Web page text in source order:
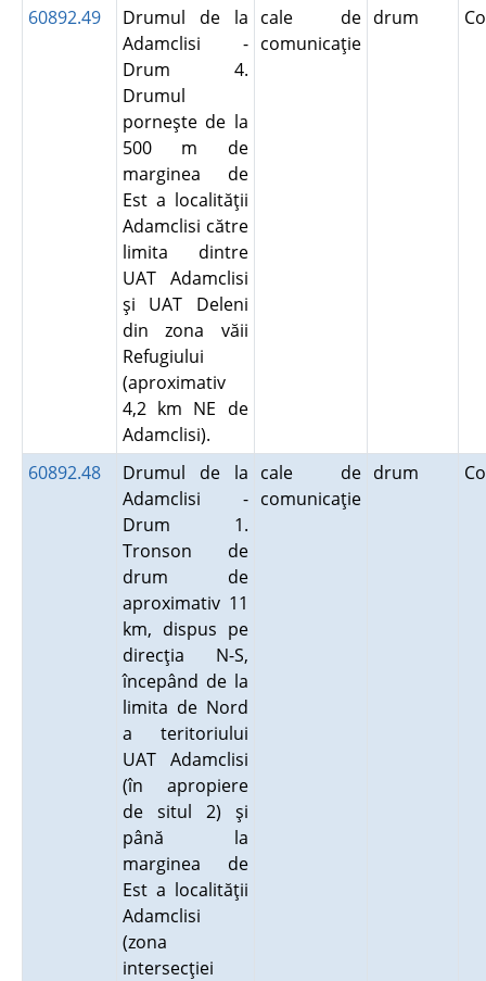
60892.49
Drumul de la
Adamclisi -
Drum 4.
Drumul
porneşte de la
500 m de
marginea de
Est a localităţii
Adamclisi către
limita dintre
UAT Adamclisi
şi UAT Deleni
din zona văii
Refugiului
(aproximativ
4,2 km NE de
Adamclisi).
cale de
comunicaţie
drum
60892.48
Drumul de la
Adamclisi -
Drum 1.
Tronson de
drum de
aproximativ 11
km, dispus pe
direcţia N-S,
începând de la
limita de Nord
a teritoriului
UAT Adamclisi
(în apropiere
de situl 2) şi
până la
marginea de
Est a localităţii
Adamclisi
(zona
intersecţiei
cale de
comunicaţie
drum